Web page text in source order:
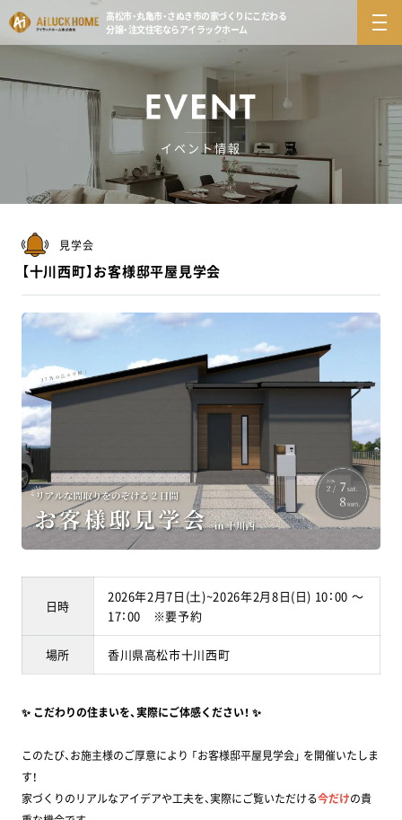
高松市・丸亀市・さぬき市の家づくりにこだわる
分譲・注文住宅ならアイラックホーム
イベント情報
見学会
【十川西町】お客様邸平屋見学会
日時
2026年2月7日(土)~2026年2月8日(日) 10：00 ～
17：00 ※要予約
場所 香川県高松市十川西町
✨ こだわりの住まいを、実際にご体感ください！ ✨
このたび、お施主様のご厚意により 「お客様邸平屋見学会」 を開催いたしま
す！
家づくりのリアルなアイデアや工夫を、実際にご覧いただける今だけの貴